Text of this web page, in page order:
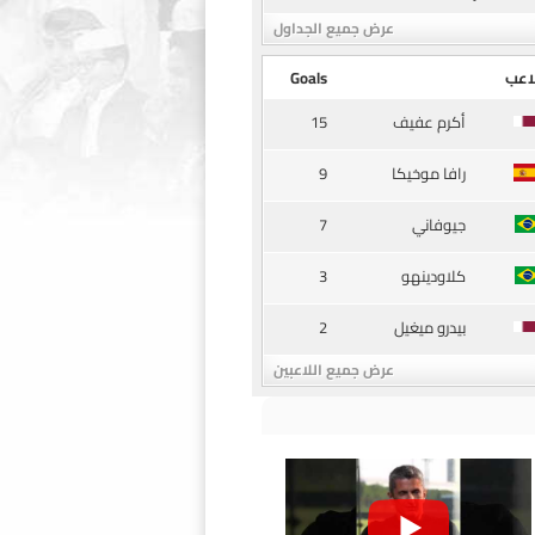
عرض جميع الجداول
Goals
أكرم عفيف
15
رافا موخيكا
9
جيوفاني
7
كلاودينهو
3
بيدرو ميغيل
2
عرض جميع اللاعبين